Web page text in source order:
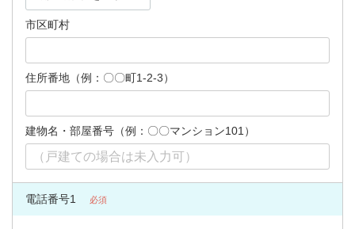
市区町村
住所番地（例：〇〇町1-2-3）
建物名・部屋番号（例：〇〇マンション101）
電話番号1 必須